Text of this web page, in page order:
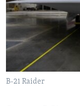
B-21 Raider